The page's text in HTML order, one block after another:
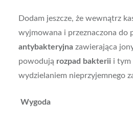
Dodam jeszcze, że wewnątrz
wyjmowana i przeznaczona do
antybakteryjnazawierająca
powodują rozpad bakterii i tym
wydzielaniem nieprzyjemnego
Wygoda